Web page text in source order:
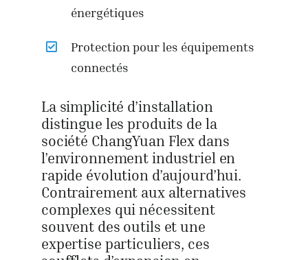
énergétiques
Protection pour les équipements
connectés
La simplicité d’installation
distingue les produits de la
société ChangYuan Flex dans
l’environnement industriel en
rapide évolution d’aujourd’hui.
Contrairement aux alternatives
complexes qui nécessitent
souvent des outils et une
expertise particuliers, ces